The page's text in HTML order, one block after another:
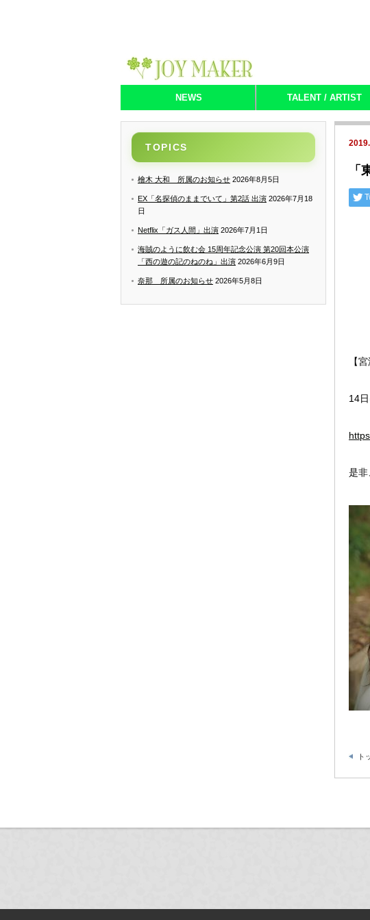
NEWS TALENT / ARTIST
【
14
是非
ト
TOPICS
檜木 大和 所属のお知らせ 2026年8月5日
EX「名探偵のままでいて」第2話 出演 2026年7月18
日
Netflix「ガス人間」出演 2026年7月1日
海賊のように飲む会 15周年記念公演 第20回本公演
「西の遊の記のねのね」出演 2026年6月9日
奈那 所属のお知らせ 2026年5月8日